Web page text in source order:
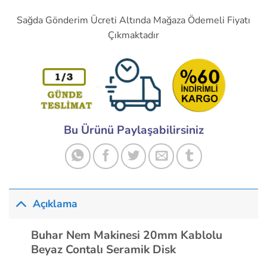
Sağda Gönderim Ücreti Altında Mağaza Ödemeli Fiyatı
Çıkmaktadır
Bu Ürünü Paylaşabilirsiniz
Açıklama
Buhar Nem Makinesi 20mm Kablolu
Beyaz Contalı Seramik Disk